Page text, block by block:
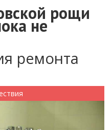
рощи
не
ремонта